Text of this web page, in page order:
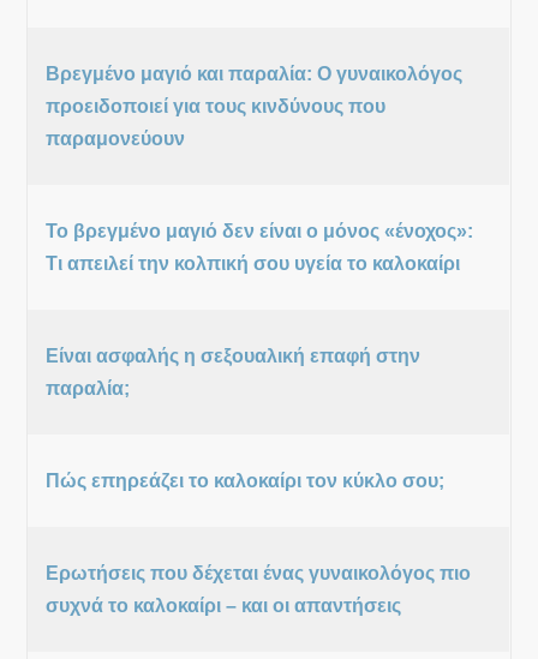
Βρεγμένο μαγιό και παραλία: Ο γυναικολόγος
προειδοποιεί για τους κινδύνους που
παραμονεύουν
Το βρεγμένο μαγιό δεν είναι ο μόνος «ένοχος»:
Τι απειλεί την κολπική σου υγεία το καλοκαίρι
Είναι ασφαλής η σεξουαλική επαφή στην
παραλία;
Πώς επηρεάζει το καλοκαίρι τον κύκλο σου;
Ερωτήσεις που δέχεται ένας γυναικολόγος πιο
συχνά το καλοκαίρι – και οι απαντήσεις